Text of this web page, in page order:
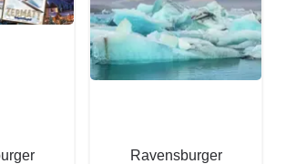
Ravensburger